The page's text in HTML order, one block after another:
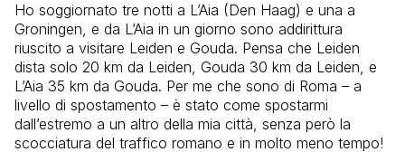
Ho soggiornato tre notti a L’Aia (Den Haag) e una a
Groningen, e da L’Aia in un giorno sono addirittura
riuscito a visitare Leiden e Gouda. Pensa che Leiden
dista solo 20 km da Leiden, Gouda 30 km da Leiden, e
L’Aia 35 km da Gouda. Per me che sono di Roma – a
livello di spostamento – è stato come spostarmi
dall’estremo a un altro della mia città, senza però la
scocciatura del traffico romano e in molto meno tempo!